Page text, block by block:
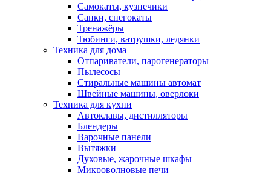
Самокаты, кузнечики
Санки, снегокаты
Тренажёры
Тюбинги, ватрушки, ледянки
Техника для дома
Отпариватели, парогенераторы
Пылесосы
Стиральные машины автомат
Швейные машины, оверлоки
Техника для кухни
Автоклавы, дистилляторы
Блендеры
Варочные панели
Вытяжки
Духовые, жарочные шкафы
Микроволновые печи